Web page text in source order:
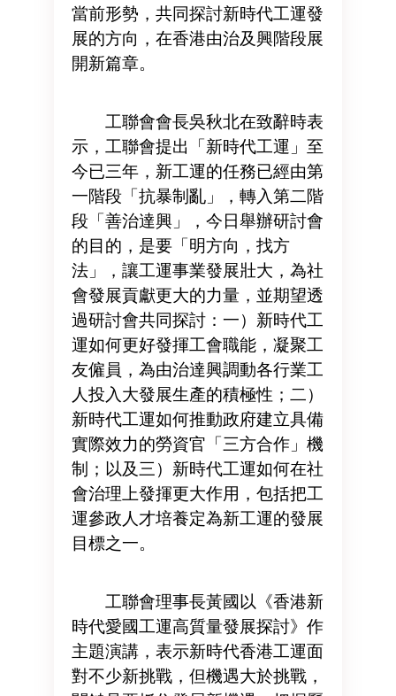
當前形勢，共同探討新時代工運發
展的方向，在香港由治及興階段展
開新篇章。
工聯會會長吳秋北在致辭時表
示，工聯會提出「新時代工運」至
今已三年，新工運的任務已經由第
一階段「抗暴制亂」，轉入第二階
段「善治達興」，今日舉辦研討會
的目的，是要「明方向，找方
法」，讓工運事業發展壯大，為社
會發展貢獻更大的力量，並期望透
過研討會共同探討：一）新時代工
運如何更好發揮工會職能，凝聚工
友僱員，為由治達興調動各行業工
人投入大發展生產的積極性；二）
新時代工運如何推動政府建立具備
實際效力的勞資官「三方合作」機
制；以及三）新時代工運如何在社
會治理上發揮更大作用，包括把工
運參政人才培養定為新工運的發展
目標之一。
工聯會理事長黃國以《香港新
時代愛國工運高質量發展探討》作
主題演講，表示新時代香港工運面
對不少新挑戰，但機遇大於挑戰，